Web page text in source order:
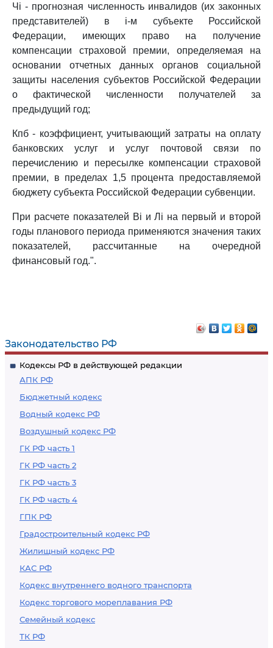
Законодательство РФ
Кодексы РФ в действующей редакции
АПК РФ
Бюджетный кодекс
Водный кодекс РФ
Воздушный кодекс РФ
ГК РФ часть 1
ГК РФ часть 2
ГК РФ часть 3
ГК РФ часть 4
ГПК РФ
Градостроительный кодекс РФ
Жилищный кодекс РФ
КАС РФ
Кодекс внутреннего водного транспорта
Кодекс торгового мореплавания РФ
Семейный кодекс
ТК РФ
Чi - прогнозная численность инвалидов (их законных
представителей) в i-м субъекте Российской
Федерации, имеющих право на получение
компенсации страховой премии, определяемая на
основании отчетных данных органов социальной
защиты населения субъектов Российской Федерации
о фактической численности получателей за
предыдущий год;
Кпб - коэффициент, учитывающий затраты на оплату
банковских услуг и услуг почтовой связи по
перечислению и пересылке компенсации страховой
премии, в пределах 1,5 процента предоставляемой
бюджету субъекта Российской Федерации субвенции.
При расчете показателей Вi и Лi на первый и второй
годы планового периода применяются значения таких
показателей, рассчитанные на очередной
финансовый год.".